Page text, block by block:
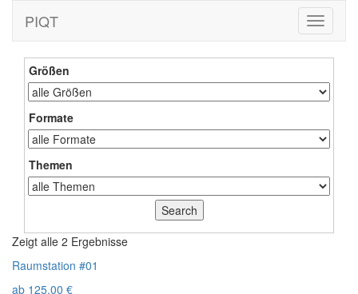
Toggle
PIQT
Größen
Formate
Themen
Zeigt alle 2 Ergebnisse
Raumstation #01
ab 125,00 €